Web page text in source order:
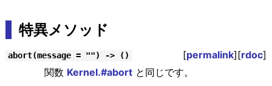
特異メソッド
abort(message = "") -> () [permalink][rdoc]
関数 Kernel.#abortと同じです。